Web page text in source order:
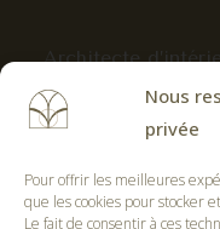
Nous
privée
Pour offrir les meilleures
que les cookies pour stocker
Le fait de consentir à ces
Architecte
Rénovation &
Architecte
Rénovation &